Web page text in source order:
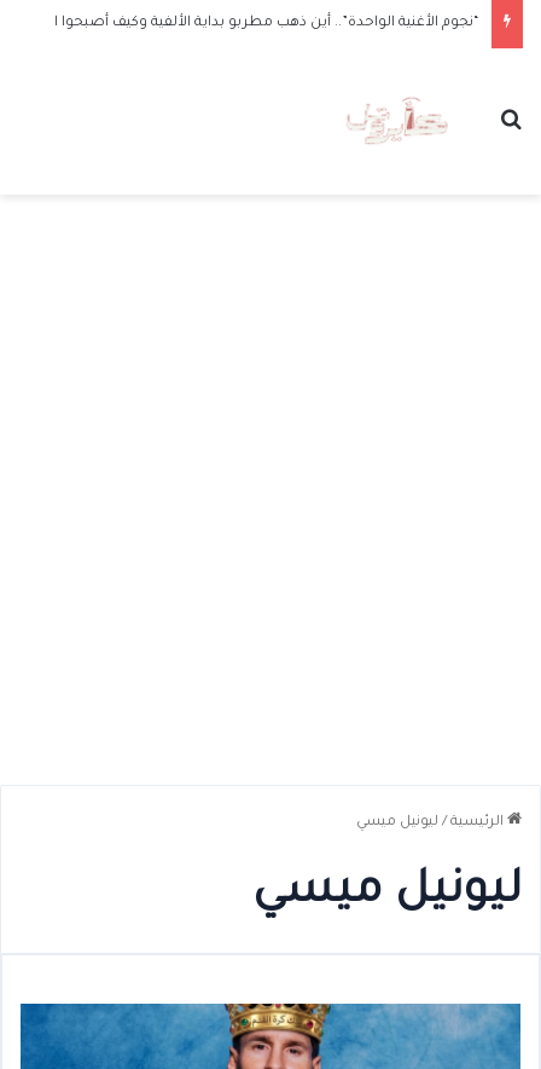
بحث عن
الرئيسية / ليونيل ميسي
ليونيل ميسي